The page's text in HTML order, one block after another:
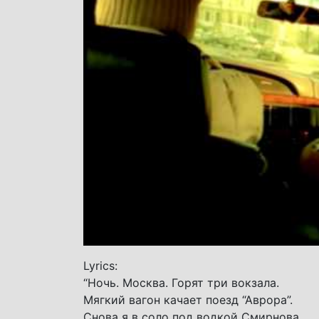
Lyrics:
“Ночь. Москва. Горят три вокзала.
Мягкий вагон качает поезд “Аврора”.